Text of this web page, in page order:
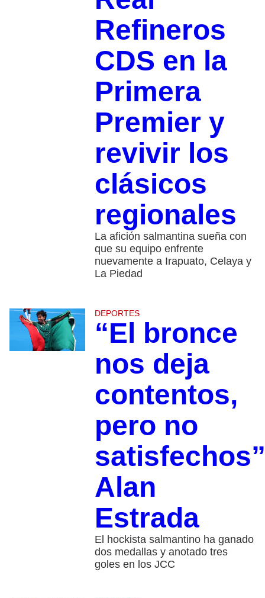
Refineros
CDS en la
Primera
Premier y
revivir los
clásicos
regionales
La afición salmantina sueña con
que su equipo enfrente
nuevamente a Irapuato, Celaya y
La Piedad
DEPORTES
“El bronce
nos deja
contentos,
pero no
Alan
Estrada
El hockista salmantino ha ganado
dos medallas y anotado tres
goles en los JCC